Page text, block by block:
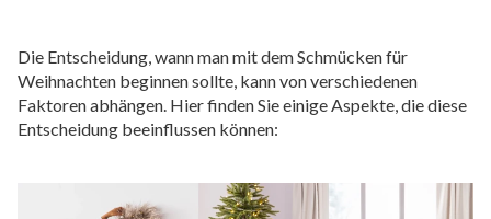
Die Entscheidung, wann man mit dem Schmücken für
Weihnachten beginnen sollte, kann von verschiedenen
Faktoren abhängen. Hier finden Sie einige Aspekte, die diese
Entscheidung beeinflussen können: